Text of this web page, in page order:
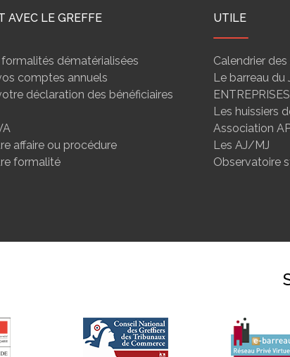
AVEC LE GREFFE
dématérialisées
comptes annuels
déclaration des bénéficiaires
affaire ou procédure
formalité
UTILE
Calendrier
Le barreau du
Les huissiers
Association
Les AJ/MJ
Observatoire